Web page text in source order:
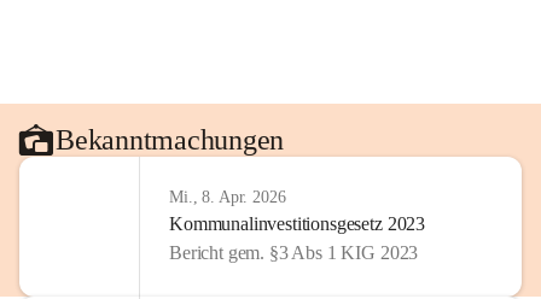
Bekanntmachungen
Mi., 8. Apr. 2026
Kommunalinvestitionsgesetz 2023
Bericht gem. §3 Abs 1 KIG 2023